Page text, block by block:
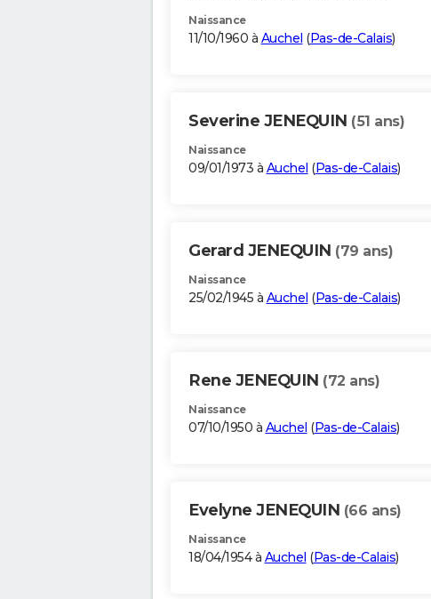
Naissance
11/10/1960 à Auchel (Pas-de-Calais)
Severine JENEQUIN (51 ans)
Naissance
09/01/1973 à Auchel (Pas-de-Calais)
Gerard JENEQUIN (79 ans)
Naissance
25/02/1945 à Auchel (Pas-de-Calais)
Rene JENEQUIN (72 ans)
Naissance
07/10/1950 à Auchel (Pas-de-Calais)
Evelyne JENEQUIN (66 ans)
Naissance
18/04/1954 à Auchel (Pas-de-Calais)